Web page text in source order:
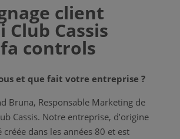
client
Club Cassis
controls
et que fait votre entreprise ?
Bruna, Responsable Marketing de
Cassis. Notre entreprise, d’origine
dans les années 80 et est